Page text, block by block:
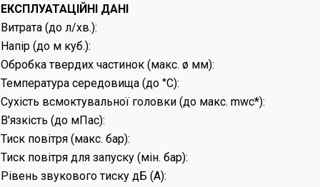
ЕКСПЛУАТАЦІЙНІ ДАНІ
Витрата (до л/хв.):
Напір (до м куб.):
Обробка твердих частинок (макс. ø мм):
Температура середовища (до °C):
Сухість всмоктувальної головки (до макс. mwc*):
В'язкість (до мПас):
Тиск повітря (макс. бар):
Тиск повітря для запуску (мін. бар):
Рівень звукового тиску дБ (А):